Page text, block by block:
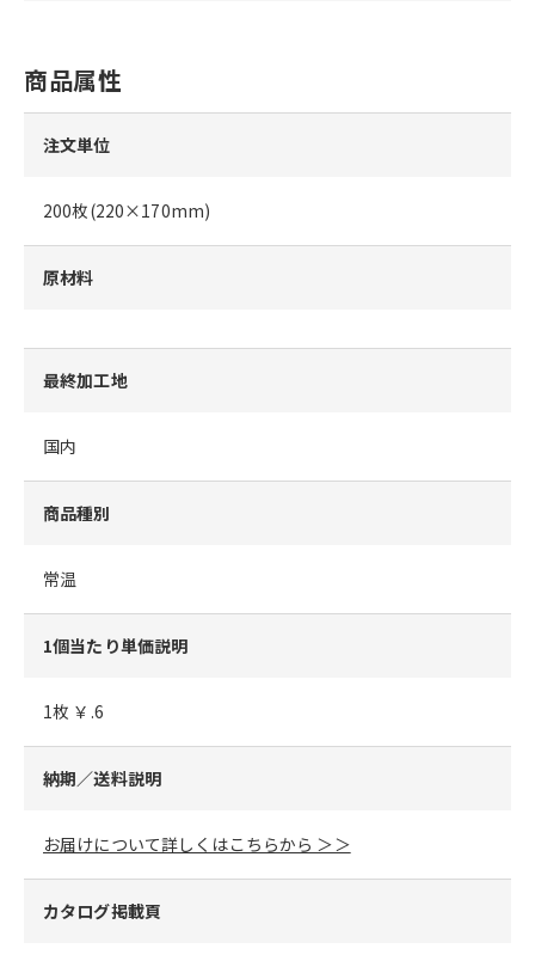
商品属性
注文単位
200枚(220×170mm)
原材料
最終加工地
国内
商品種別
常温
1個当たり単価説明
1枚 ￥.6
納期／送料説明
お届けについて詳しくはこちらから ＞＞
カタログ掲載頁